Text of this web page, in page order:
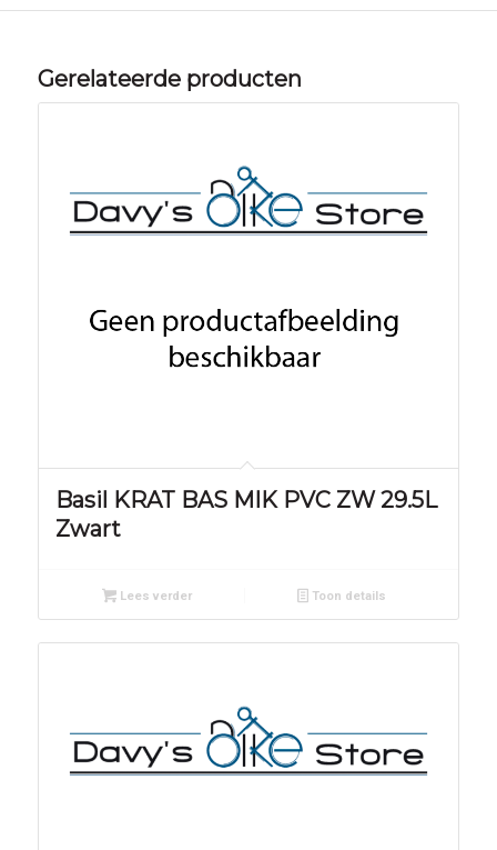
Gerelateerde producten
Basil KRAT BAS MIK PVC ZW 29.5L
Zwart
Lees verder Toon details